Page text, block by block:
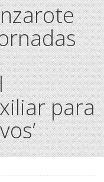
para